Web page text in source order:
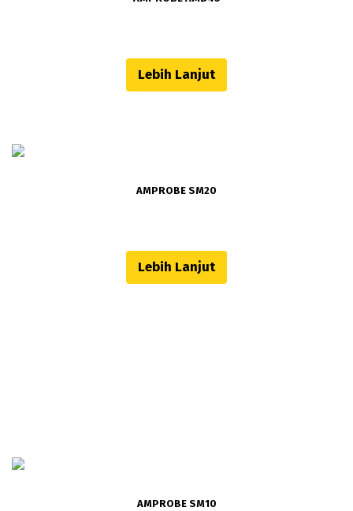
Lebih Lanjut
AMPROBE SM20
Lebih Lanjut
AMPROBE SM10